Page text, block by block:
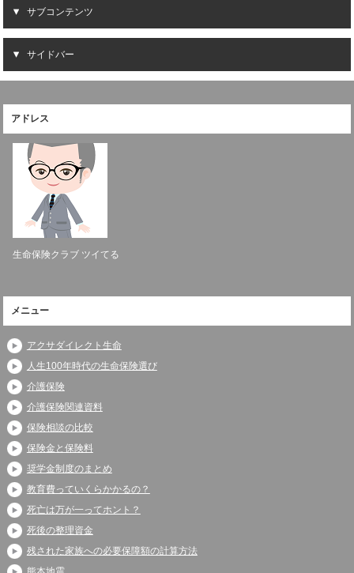
サブコンテンツ
サイドバー
アドレス
生命保険クラブ ツイてる
メニュー
アクサダイレクト生命
人生100年時代の生命保険選び
介護保険
介護保険関連資料
保険相談の比較
保険金と保険料
奨学金制度のまとめ
教育費っていくらかかるの？
死亡は万が一ってホント？
死後の整理資金
残された家族への必要保障額の計算方法